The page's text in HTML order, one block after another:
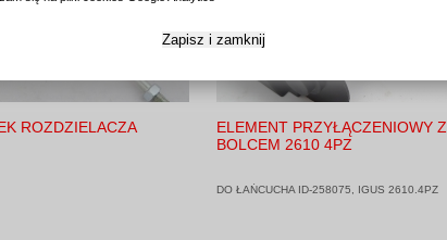
Zapisz i zamknij
ROZDZIELACZA
ELEMENT PRZYŁĄCZENIOWY Z
BOLCEM 2610 4PZ
DO ŁAŃCUCHA ID-258075, IGUS 2610.4PZ